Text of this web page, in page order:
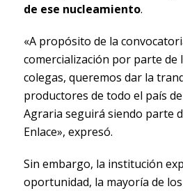
de ese nucleamiento.
«A propósito de la
comercialización por parte de
colegas, queremos dar la
productores de todo el país
Agraria seguirá siendo parte
Enlace», expresó.
Sin embargo, la institución
oportunidad, la mayoría de